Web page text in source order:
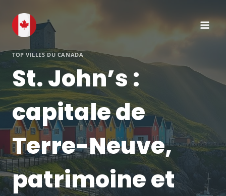
contenu
TOP VILLES DU CANADA
St. John’s :
capitale de
Terre-Neuve,
patrimoine et